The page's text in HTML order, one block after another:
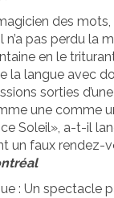
des
n’a pas perdu la
en le
la langue avec
sorties
une comme
Soleil», a-t-il
un faux rendez-
: Un spectacle